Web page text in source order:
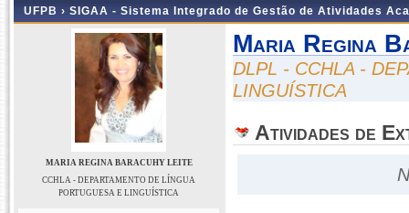
UFPB › SIGAA - Sistema Integrado de Gestão de Atividades
MARIA REGINA BARACUHY LEITE
CCHLA - DEPARTAMENTO DE LÍNGUA
PORTUGUESA E LINGUÍSTICA
Maria Regina
DLPL - CCHLA -
LINGUÍSTICA
Atividades de